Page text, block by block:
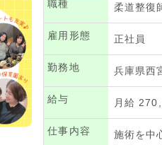
職種 柔道整復
雇用形態 正社員
勤務地 兵庫県西
給与 月給
仕事内容
施術を中